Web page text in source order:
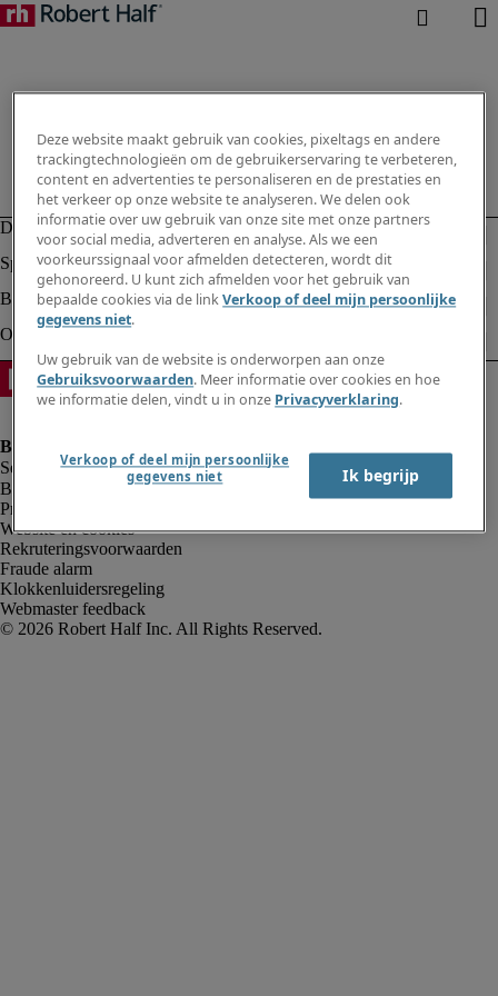
Bedrijfsinformatie
Privacyverklaring
Website en cookies
Rekruteringsvoorwaarden
Fraude alarm
Klokkenluidersregeling
Webmaster feedback
Deze website maakt gebruik van cookies, pixeltags en andere
trackingtechnologieën om de gebruikerservaring te verbeteren,
content en advertenties te personaliseren en de prestaties en
het verkeer op onze website te analyseren. We delen ook
informatie over uw gebruik van onze site met onze partners
voor social media, adverteren en analyse. Als we een
voorkeurssignaal voor afmelden detecteren, wordt dit
gehonoreerd. U kunt zich afmelden voor het gebruik van
bepaalde cookies via de linkVerkoop of deel mijn persoonlijke
gegevens niet.
Uw gebruik van de website is onderworpen aan onze
Gebruiksvoorwaarden. Meer informatie over cookies en hoe
we informatie delen, vindt u in onze Privacyverklaring.
Verkoop of deel mijn persoonlijke
gegevens niet
Ik begrijp